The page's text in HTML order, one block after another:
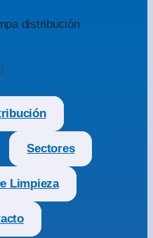
Sectores
Limpieza